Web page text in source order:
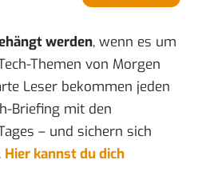
werden, wenn es um
Themen von Morgen
Leser bekommen jeden
Briefing mit den
– und sichern sich
Hier kannst du dich